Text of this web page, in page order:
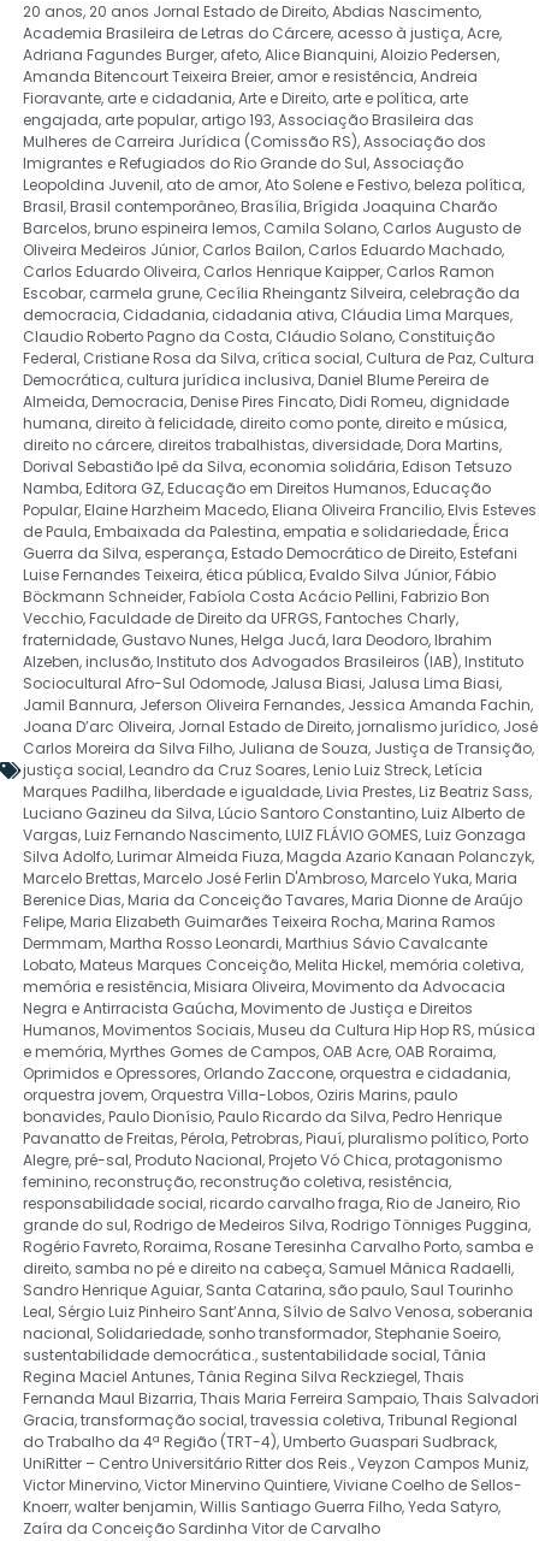
20 anos, 20 anos Jornal Estado de Direito,Abdias Nascimento,
Academia Brasileira de Letras do Cárcere, acesso à justiça,Acre,
Adriana Fagundes Burger, afeto,Alice Bianquini,Aloizio Pedersen,
Amanda Bitencourt Teixeira Breier, amor e resistência,Andreia
Fioravante, arte e cidadania,Arte e Direito, arte e política, arte
engajada, arte popular, artigo 193,Associação Brasileira das
Mulheres de Carreira Jurídica (Comissão RS),Associação dos
Imigrantes e Refugiados do Rio Grande do Sul,Associação
Leopoldina Juvenil, ato de amor,Ato Solene e Festivo,beleza política,
Brasil,Brasil contemporâneo,Brasília,Brígida Joaquina Charão
Barcelos,bruno espineira lemos, Camila Solano, Carlos Augusto de
Oliveira Medeiros Júnior, Carlos Bailon, Carlos Eduardo Machado,
Carlos Eduardo Oliveira, Carlos Henrique Kaipper, Carlos Ramon
Escobar, carmela grune, Cecília Rheingantz Silveira, celebração da
democracia, Cidadania, cidadania ativa, Cláudia Lima Marques,
Claudio Roberto Pagno da Costa, Cláudio Solano, Constituição
Federal, Cristiane Rosa da Silva, crítica social, Cultura de Paz, Cultura
Democrática, cultura jurídica inclusiva,Daniel Blume Pereira de
Almeida,Democracia,Denise Pires Fincato,Didi Romeu, dignidade
humana, direito à felicidade, direito como ponte, direito e música,
direito no cárcere, direitos trabalhistas, diversidade,Dora Martins,
Dorival Sebastião Ipê da Silva, economia solidária,Edison Tetsuzo
Namba,Editora GZ,Educação em Direitos Humanos,Educação
Popular,Elaine Harzheim Macedo,Eliana Oliveira Francilio,Elvis Esteves
de Paula,Embaixada da Palestina, empatia e solidariedade,Érica
Guerra da Silva, esperança,Estado Democrático de Direito,Estefani
Luise Fernandes Teixeira, ética pública,Evaldo Silva Júnior,Fábio
Böckmann Schneider,Fabíola Costa Acácio Pellini,Fabrizio Bon
Vecchio,Faculdade de Direito da UFRGS,Fantoches Charly,
fraternidade, Gustavo Nunes,Helga Jucá,Iara Deodoro,Ibrahim
Alzeben,inclusão,Instituto dos Advogados Brasileiros (IAB),Instituto
Sociocultural Afro-Sul Odomode, Jalusa Biasi, Jalusa Lima Biasi,
Jamil Bannura, Jeferson Oliveira Fernandes, Jessica Amanda Fachin,
Joana D’arc Oliveira, Jornal Estado de Direito,jornalismo jurídico, José
Carlos Moreira da Silva Filho, Juliana de Souza, Justiça de Transição,
justiça social,Leandro da Cruz Soares,Lenio Luiz Streck,Letícia
Marques Padilha,liberdade e igualdade,Livia Prestes,Liz Beatriz Sass,
Luciano Gazineu da Silva,Lúcio Santoro Constantino,Luiz Alberto de
Vargas,Luiz Fernando Nascimento,LUIZ FLÁVIO GOMES,Luiz Gonzaga
Silva Adolfo,Lurimar Almeida Fiuza,Magda Azario Kanaan Polanczyk,
Marcelo Brettas,Marcelo José Ferlin D'Ambroso,Marcelo Yuka,Maria
Berenice Dias,Maria da Conceição Tavares,Maria Dionne de Araújo
Felipe,Maria Elizabeth Guimarães Teixeira Rocha,Marina Ramos
Dermmam,Martha Rosso Leonardi,Marthius Sávio Cavalcante
Lobato,Mateus Marques Conceição,Melita Hickel,memória coletiva,
memória e resistência,Misiara Oliveira,Movimento da Advocacia
Negra e Antirracista Gaúcha,Movimento de Justiça e Direitos
Humanos,Movimentos Sociais,Museu da Cultura Hip Hop RS,música
e memória,Myrthes Gomes de Campos, OAB Acre, OAB Roraima,
Oprimidos e Opressores, Orlando Zaccone, orquestra e cidadania,
orquestra jovem, Orquestra Villa-Lobos, Oziris Marins,paulo
bonavides,Paulo Dionísio,Paulo Ricardo da Silva,Pedro Henrique
Pavanatto de Freitas,Pérola,Petrobras,Piauí,pluralismo político,Porto
Alegre,pré-sal,Produto Nacional,Projeto Vó Chica,protagonismo
feminino,reconstrução,reconstrução coletiva,resistência,
responsabilidade social,ricardo carvalho fraga,Rio de Janeiro,Rio
grande do sul,Rodrigo de Medeiros Silva,Rodrigo Tönniges Puggina,
Rogério Favreto,Roraima,Rosane Teresinha Carvalho Porto, samba e
direito, samba no pé e direito na cabeça, Samuel Mânica Radaelli,
Sandro Henrique Aguiar, Santa Catarina, são paulo, Saul Tourinho
Leal, Sérgio Luiz Pinheiro Sant’Anna, Sílvio de Salvo Venosa, soberania
nacional, Solidariedade, sonho transformador, Stephanie Soeiro,
sustentabilidade democrática., sustentabilidade social,Tânia
Regina Maciel Antunes,Tânia Regina Silva Reckziegel,Thais
Fernanda Maul Bizarria,Thais Maria Ferreira Sampaio,Thais Salvadori
Gracia,transformação social,travessia coletiva,Tribunal Regional
do Trabalho da 4ª Região (TRT-4),Umberto Guaspari Sudbrack,
UniRitter – Centro Universitário Ritter dos Reis.,Veyzon Campos Muniz,
Victor Minervino,Victor Minervino Quintiere,Viviane Coelho de Sellos-
Knoerr,walter benjamin,Willis Santiago Guerra Filho,Yeda Satyro,
Zaíra da Conceição Sardinha Vitor de Carvalho